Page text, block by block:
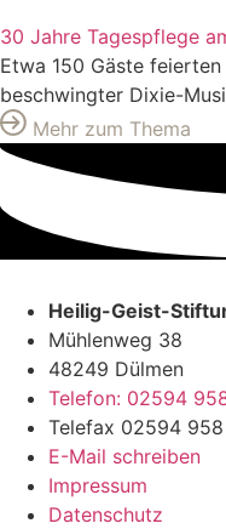
30 Jahre Tagespflege
Etwa 150 Gäste
beschwingter Dixie-
Mehr zum Thema
Heilig-Geist-
Mühlenweg 38
48249 Dülmen
Telefon: 02594
Telefax 02594 958
E-Mail schreiben
Impressum
Datenschutz